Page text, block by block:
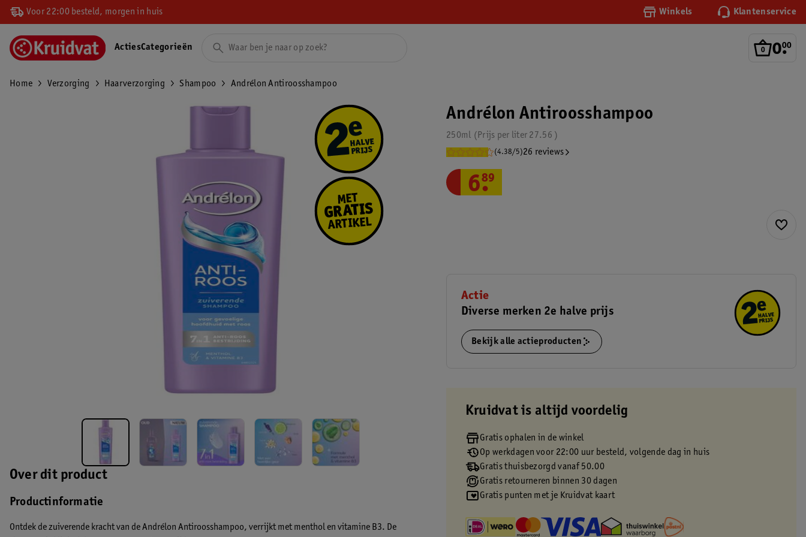
Voor 22:00 besteld, morgen in huis Winkels Klantenservice
0.
00
ActiesCategorieën
Home Verzorging Haarverzorging Shampoo Andrélon Antiroosshampoo
Over dit product
Productinformatie
Ontdek de zuiverende kracht van de Andrélon Antiroosshampoo, verrijkt met menthol en vitamine B3. De
Andrélon Antiroosshampoo
250ml 27.56
Prijs per liter
(4.38/5)26 reviews
6.
89
Actie
Diverse merken 2e halve prijs
Bekijk alle actieproducten
Kruidvat is altijd voordelig
Gratis ophalen in de winkel
Op werkdagen voor 22:00 uur besteld, volgende dag in huis
Gratis thuisbezorgd vanaf 50.00
Gratis retourneren binnen 30 dagen
Gratis punten met je Kruidvat kaart